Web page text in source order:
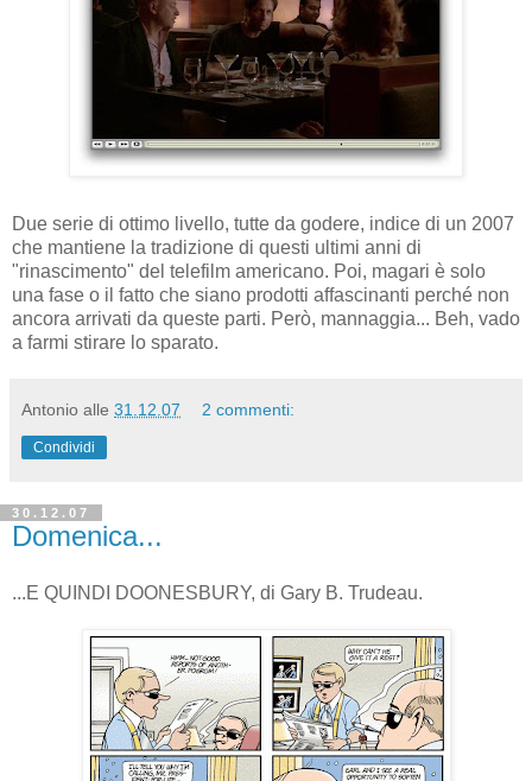
Due serie di ottimo livello, tutte da godere, indice di un 2007
che mantiene la tradizione di questi ultimi anni di
"rinascimento" del telefilm americano. Poi, magari è solo
una fase o il fatto che siano prodotti affascinanti perché non
ancora arrivati da queste parti. Però, mannaggia... Beh, vado
a farmi stirare lo sparato.
Antonio alle 31.12.07 2 commenti:
Condividi
30.12.07
Domenica...
...E QUINDI DOONESBURY, di Gary B. Trudeau.